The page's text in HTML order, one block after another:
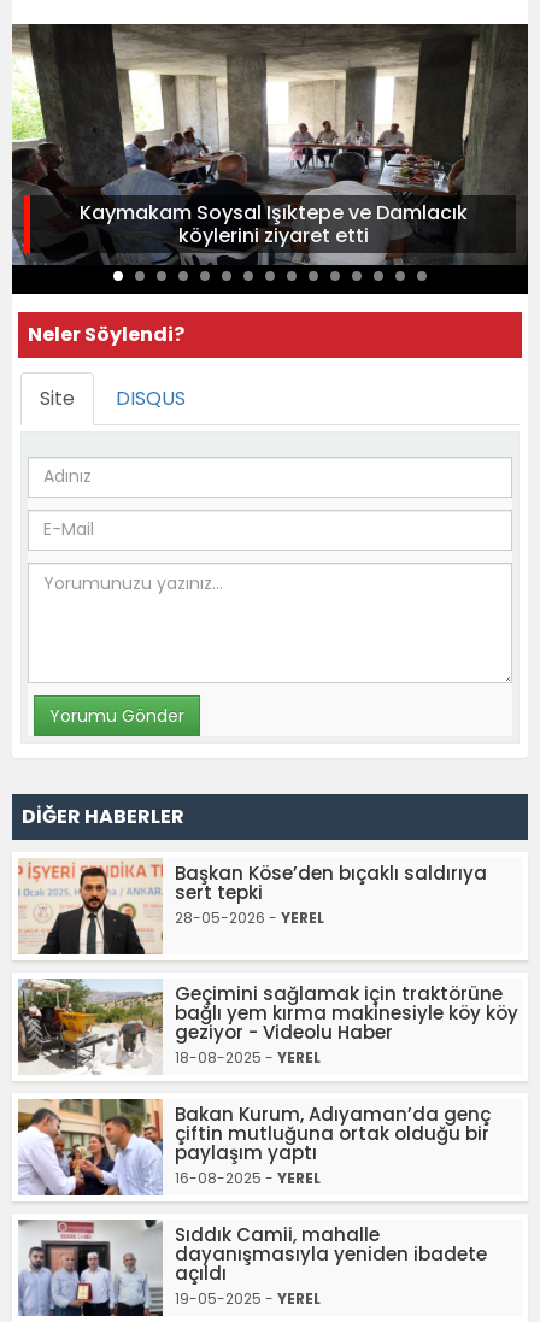
Kaymakam Soysal Işıktepe ve Damlacık
köylerini ziyaret etti
Neler Söylendi?
Site DISQUS
DİĞER HABERLER
Başkan Köse’den bıçaklı saldırıya
sert tepki
28-05-2026 - YEREL
Geçimini sağlamak için traktörüne
bağlı yem kırma makinesiyle köy köy
geziyor - Videolu Haber
18-08-2025 - YEREL
Bakan Kurum, Adıyaman’da genç
çiftin mutluğuna ortak olduğu bir
paylaşım yaptı
16-08-2025 - YEREL
Sıddık Camii, mahalle
dayanışmasıyla yeniden ibadete
açıldı
19-05-2025 - YEREL